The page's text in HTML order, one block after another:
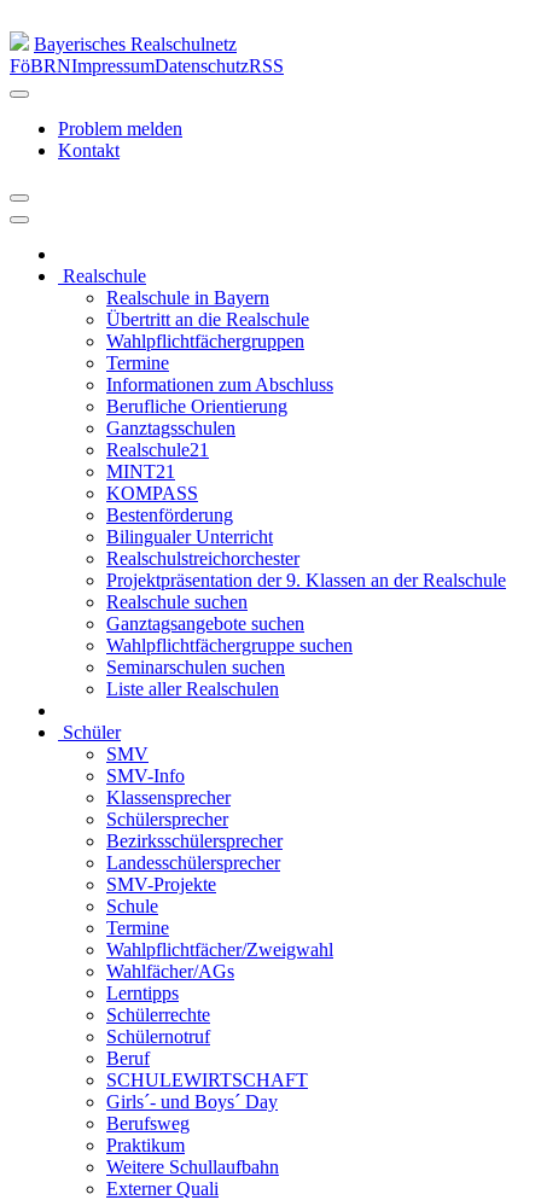
Bayerisches Realschulnetz
FöBRNImpressumDatenschutzRSS
Problem melden
Kontakt
Realschule
Realschule in Bayern
Übertritt an die Realschule
Wahlpflichtfächergruppen
Termine
Informationen zum Abschluss
Berufliche Orientierung
Ganztagsschulen
Realschule21
MINT21
KOMPASS
Bestenförderung
Bilingualer Unterricht
Realschulstreichorchester
Projektpräsentation der 9. Klassen an der Realschule
Realschule suchen
Ganztagsangebote suchen
Wahlpflichtfächergruppe suchen
Seminarschulen suchen
Liste aller Realschulen
Schüler
SMV
SMV-Info
Klassensprecher
Schülersprecher
Bezirksschülersprecher
Landesschülersprecher
SMV-Projekte
Schule
Termine
Wahlpflichtfächer/Zweigwahl
Wahlfächer/AGs
Lerntipps
Schülerrechte
Schülernotruf
Beruf
SCHULEWIRTSCHAFT
Girls´- und Boys´ Day
Berufsweg
Praktikum
Weitere Schullaufbahn
Externer Quali